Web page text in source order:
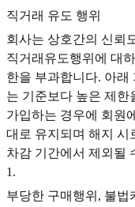
직거래 유도 행위
회사는 상호간의 신뢰
직거래유도행위에 대
한을 부과합니다. 아래
는 기준보다 높은 제한
가입하는 경우에 회원
대로 유지되며 해지 시
차감 기간에서 제외될
1 .
부당한 구매행위, 불법